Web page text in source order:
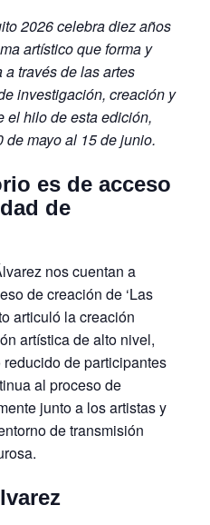
2026 celebra diez años
artístico que forma y
través de las artes
investigación, creación y
el hilo de esta edición,
mayo al 15 de junio.
es de acceso
de
nos cuentan a
de creación de ‘Las
articuló la creación
artística de alto nivel,
de participantes
al proceso de
junto a los artistas y
de transmisión